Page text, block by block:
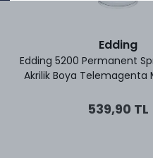
Edding
Edding 5200 Permanent
Akrilik Boya Telemagenta
539,90 TL